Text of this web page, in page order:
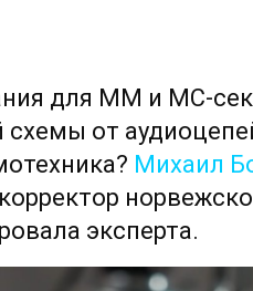
для MM и MC-
схемы от
Михаил
эксперта.